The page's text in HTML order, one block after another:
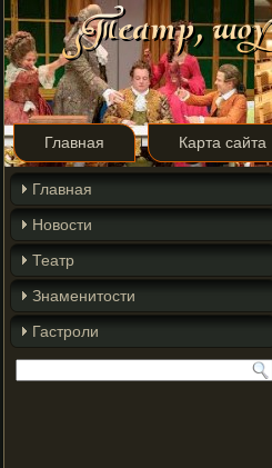
Главная Карта сайта
Главная
Новости
Театр
Знаменитости
Гастроли